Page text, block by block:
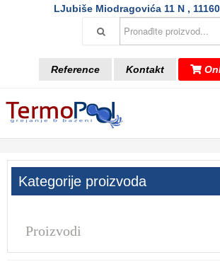
LJubiše Miodragovića 11 N ,
Reference Kontakt
Kategorije proizvoda
Proizvodi